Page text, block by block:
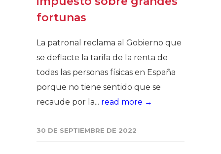
fortunas
La patronal reclama al Gobierno que
se deflacte la tarifa de la renta de
todas las personas físicas en España
porque no tiene sentido que se
recaude por la... read more →
30 DE SEPTIEMBRE DE 2022